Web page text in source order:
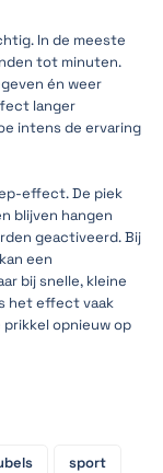
In de meeste
tot minuten.
én weer
langer
intens de ervaring
effect. De piek
blijven hangen
geactiveerd. Bij
een
bij snelle, kleine
het effect vaak
prikkel opnieuw op
sport